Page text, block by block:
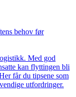
behov før
Med god
kan flyttingen bli
får du tipsene som
utfordringer.